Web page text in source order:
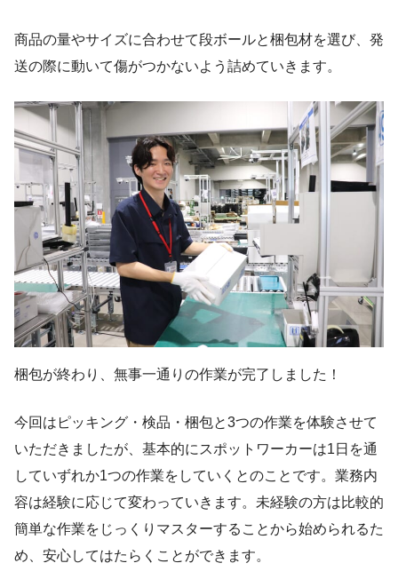
商品の量やサイズに合わせて段ボールと梱包材を選び、発
送の際に動いて傷がつかないよう詰めていきます。
梱包が終わり、無事一通りの作業が完了しました！
今回はピッキング・検品・梱包と3つの作業を体験させて
いただきましたが、基本的にスポットワーカーは1日を通
していずれか1つの作業をしていくとのことです。業務内
容は経験に応じて変わっていきます。未経験の方は比較的
簡単な作業をじっくりマスターすることから始められるた
め、安心してはたらくことができます。